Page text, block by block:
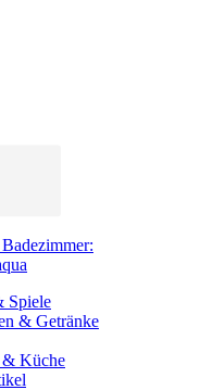
Spiele
& Getränke
& Küche